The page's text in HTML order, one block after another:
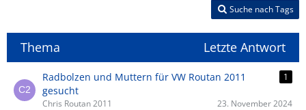
Suche nach Tags
Thema Letzte Antwort
Radbolzen und Muttern für VW Routan 2011
gesucht
1
Chris Routan 2011 23. November 2024